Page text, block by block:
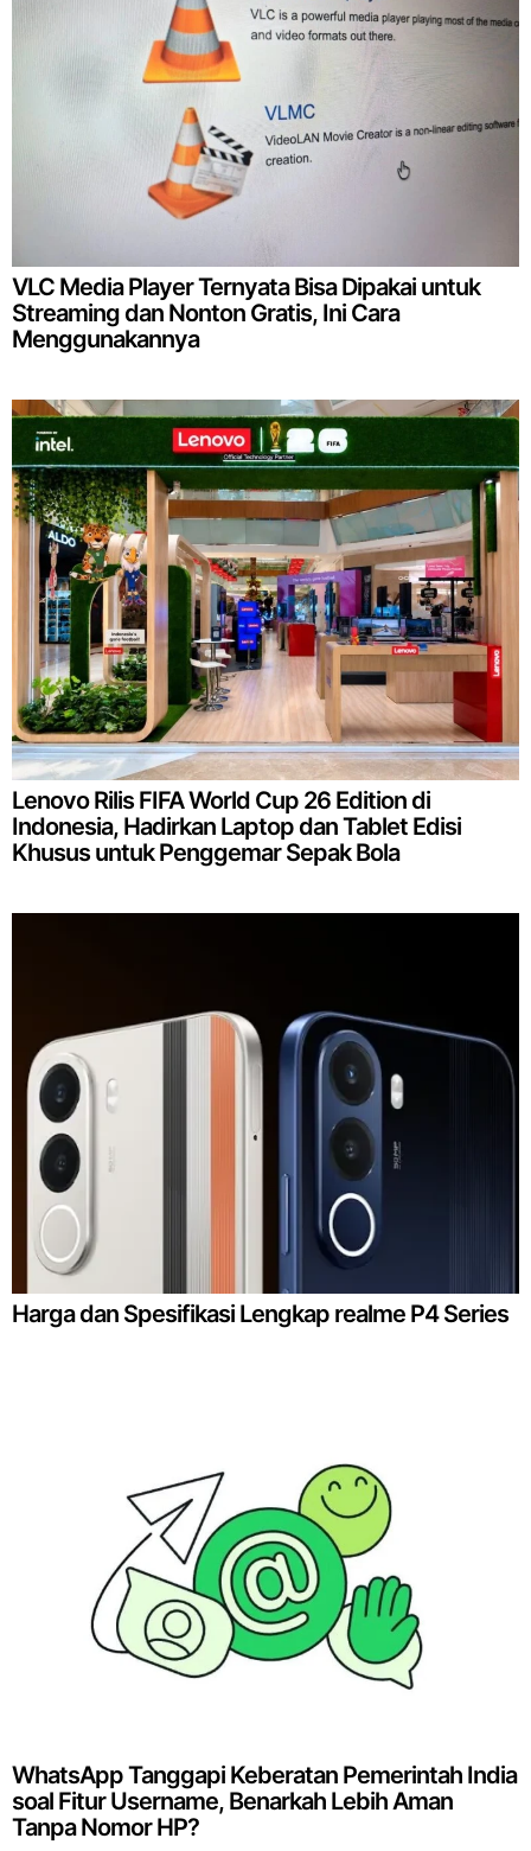
VLC Media Player Ternyata Bisa Dipakai untuk
Streaming dan Nonton Gratis, Ini Cara
Menggunakannya
Lenovo Rilis FIFA World Cup 26 Edition di
Indonesia, Hadirkan Laptop dan Tablet Edisi
Khusus untuk Penggemar Sepak Bola
Harga dan Spesifikasi Lengkap realme P4 Series
WhatsApp Tanggapi Keberatan Pemerintah India
soal Fitur Username, Benarkah Lebih Aman
Tanpa Nomor HP?